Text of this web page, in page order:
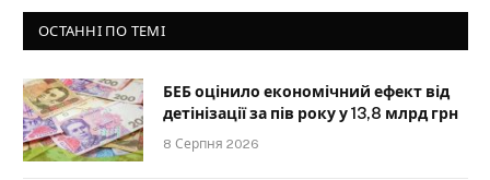
ОСТАННІ ПО ТЕМІ
БЕБ оцінило економічний ефект від
детінізації за пів року у 13,8 млрд грн
8 Серпня 2026